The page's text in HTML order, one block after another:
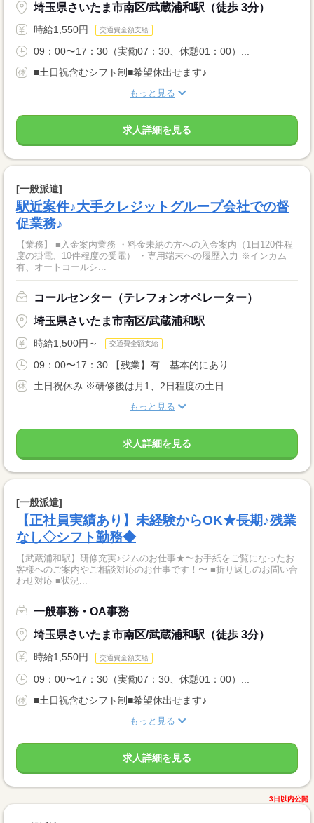
埼玉県さいたま市南区/武蔵浦和駅（徒歩 3分）
時給1,550円 交通費全額支給
09：00〜17：30（実働07：30、休憩01：00）...
■土日祝含むシフト制■希望休出せます♪
もっと見る
求人詳細を見る
[一般派遣]
駅近案件♪大手クレジットグループ会社での督
促業務♪
【業務】 ■入金案内業務 ・料金未納の方への入金案内（1日120件程
度の掛電、10件程度の受電） ・専用端末への履歴入力 ※インカム
有、オートコールシ...
コールセンター（テレフォンオペレーター）
埼玉県さいたま市南区/武蔵浦和駅
時給1,500円～ 交通費全額支給
09：00〜17：30 【残業】有 基本的にあり...
土日祝休み ※研修後は月1、2日程度の土日...
もっと見る
求人詳細を見る
[一般派遣]
【正社員実績あり】未経験からOK★長期♪残業
なし◇シフト勤務◆
【武蔵浦和駅】研修充実♪ジムのお仕事★〜お手紙をご覧になったお
客様へのご案内やご相談対応のお仕事です！〜 ■折り返しのお問い合
わせ対応 ■状況...
一般事務・OA事務
埼玉県さいたま市南区/武蔵浦和駅（徒歩 3分）
時給1,550円 交通費全額支給
09：00〜17：30（実働07：30、休憩01：00）...
■土日祝含むシフト制■希望休出せます♪
もっと見る
求人詳細を見る
3日以内公開